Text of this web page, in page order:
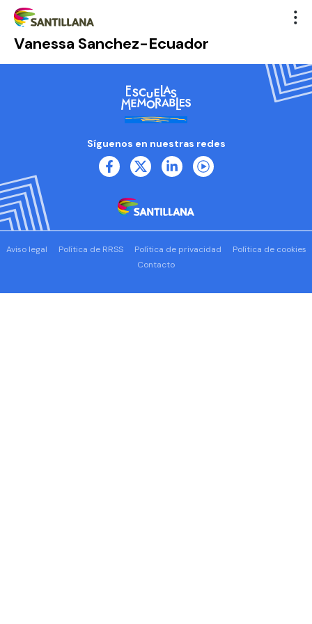
Vanessa Sanchez-Ecuador
Síguenos en nuestras redes
Aviso legal Política de RRSS Política de privacidad
Política de cookies
Contacto